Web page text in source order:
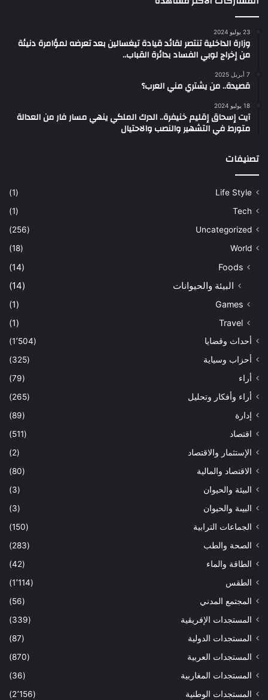
23 يوليو 2024
وزارة الداخلية تنتصر لقائد قيادة تيغسالين بعد تعرضه لمؤامرة دنيئة
من إخراج لوبي الفساد بدائرة القباب..
7 أبريل 2025
قصيدة.. من يشتري مني العرب؟
18 يوليو 2024
آيت إسحاق إقليم خنيفرة.. الدرك الملكي ينهي مسار فار من العدالة
متورط في التشهير والنصب والاحتيال
تصنيفات
Life Style
(1)
Tech
(1)
Uncategorized
(256)
World
(18)
Foods
(14)
البيئة والحيوانات (14)
Games
(1)
Travel
(1)
أحداث وقضايا
(1٬504)
أحزاب وسياية
(325)
أراء
(79)
أراء وأفكار وتحليل
(265)
إدارة
(89)
اقتصاد
(511)
الإستثمار والاقتصاد
(2)
الاقتصاد والمالية
(80)
البيئة والحيوان
(3)
البيىة والحيوان
(3)
الجماعات الترابية
(150)
الصحة والطب
(283)
الطاقة والماء
(42)
الطقس
(1٬114)
المجتمع المدني
(56)
المستجدات الإفريقية
(339)
المستجدات الدولية
(87)
المستجدات العربية
(870)
المستجدات المغاربية
(36)
المستجدات الوطنية
(2٬156)